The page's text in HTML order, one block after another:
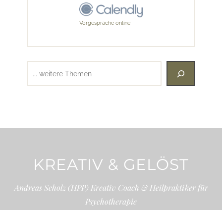
Vorgespräche online
KREATIV & GELÖST
Andreas Scholz (HPP) Kreativ Coach & Heilpraktiker für
Psychotherapie